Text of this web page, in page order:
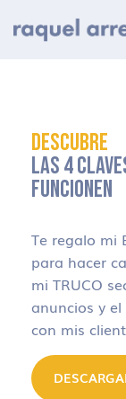
DESCUBRE
LAS 4
FUNCIONEN
Te regalo mi
para hacer
mi TRUCO
anuncios y
con mis